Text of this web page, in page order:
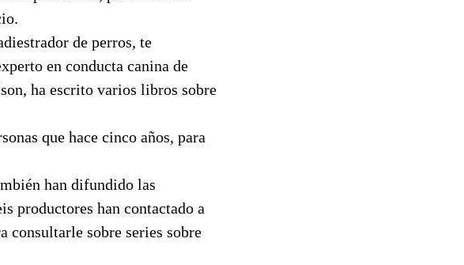
de perros, te
en conducta canina de
ha escrito varios libros sobre
que hace cinco años, para
han difundido las
productores han contactado a
consultarle sobre series sobre